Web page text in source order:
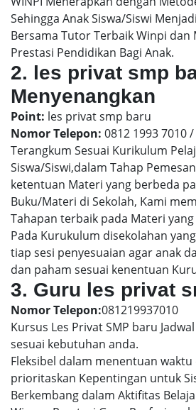
Sehingga Anak Siswa/Siswi
Bersama Tutor Terbaik Winpi
Prestasi Pendidikan Bagi Anak.
2. les privat smp
Menyenangkan
Point: les privat smp baru
Nomor Telepon: 0812 1993 7010
Terangkum Sesuai Kurikulum
Siswa/Siswi,dalam Tahap
ketentuan Materi yang berbeda
Buku/Materi di Sekolah, Kami
Tahapan terbaik pada Materi
Pada Kurukulum disekolahan
tiap sesi penyesuaian agar anak
dan paham sesuai kenentuan
3. Guru les privat
Nomor Telepon:081219937010
Kursus Les Privat SMP baru
sesuai kebutuhan anda.
Fleksibel dalam menentuan
prioritaskan Kepentingan untuk
Berkembang dalam Aktifitas